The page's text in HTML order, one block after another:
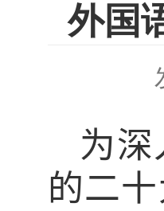
外国
为
的二